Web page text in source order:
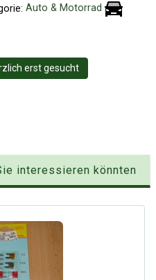
Auto & Motorrad
erst gesucht
interessieren könnten